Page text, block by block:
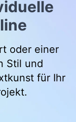
oder einer
Stil und
für Ihr